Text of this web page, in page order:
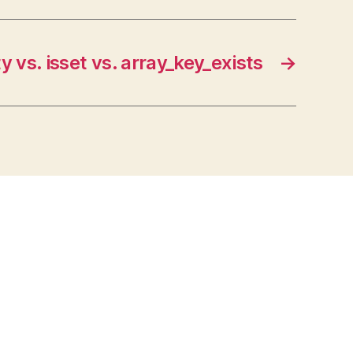
→
vs. isset vs. array_key_exists